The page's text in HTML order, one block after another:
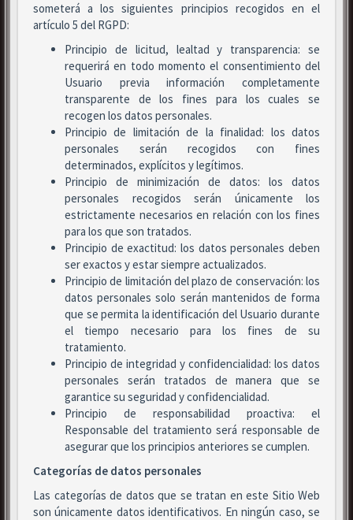
someterá a los siguientes principios recogidos en el
artículo 5 del RGPD:
Principio de licitud, lealtad y transparencia: se
requerirá en todo momento el consentimiento del
Usuario previa información completamente
transparente de los fines para los cuales se
recogen los datos personales.
Principio de limitación de la finalidad: los datos
personales serán recogidos con fines
determinados, explícitos y legítimos.
Principio de minimización de datos: los datos
personales recogidos serán únicamente los
estrictamente necesarios en relación con los fines
para los que son tratados.
Principio de exactitud: los datos personales deben
ser exactos y estar siempre actualizados.
Principio de limitación del plazo de conservación: los
datos personales solo serán mantenidos de forma
que se permita la identificación del Usuario durante
el tiempo necesario para los fines de su
tratamiento.
Principio de integridad y confidencialidad: los datos
personales serán tratados de manera que se
garantice su seguridad y confidencialidad.
Principio de responsabilidad proactiva: el
Responsable del tratamiento será responsable de
asegurar que los principios anteriores se cumplen.
Categorías de datos personales
Las categorías de datos que se tratan en este Sitio Web
son únicamente datos identificativos. En ningún caso, se